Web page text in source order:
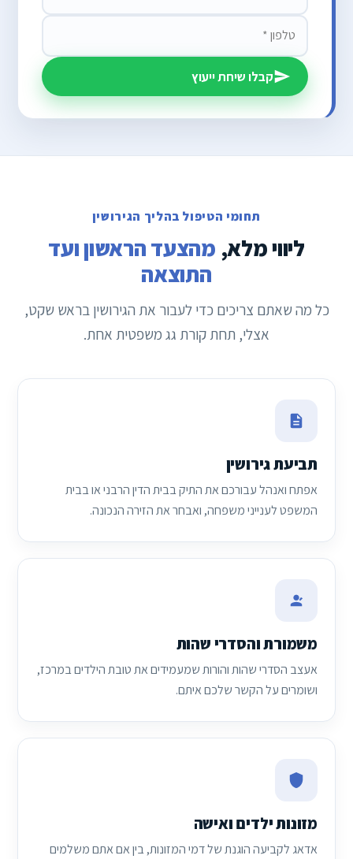
קבלו שיחת ייעוץ
תחומי הטיפול בהליך הגירושין
ליווי מלא, מהצעד הראשון ועד
התוצאה
כל מה שאתם צריכים כדי לעבור את הגירושין בראש שקט,
אצלי, תחת קורת גג משפטית אחת.
תביעת גירושין
אפתח ואנהל עבורכם את התיק בבית הדין הרבני או בבית
המשפט לענייני משפחה, ואבחר את הזירה הנכונה.
משמורת והסדרי שהות
אעצב הסדרי שהות והורות שמעמידים את טובת הילדים במרכז,
ושומרים על הקשר שלכם איתם.
מזונות ילדים ואישה
אדאג לקביעה הוגנת של דמי המזונות, בין אם אתם משלמים